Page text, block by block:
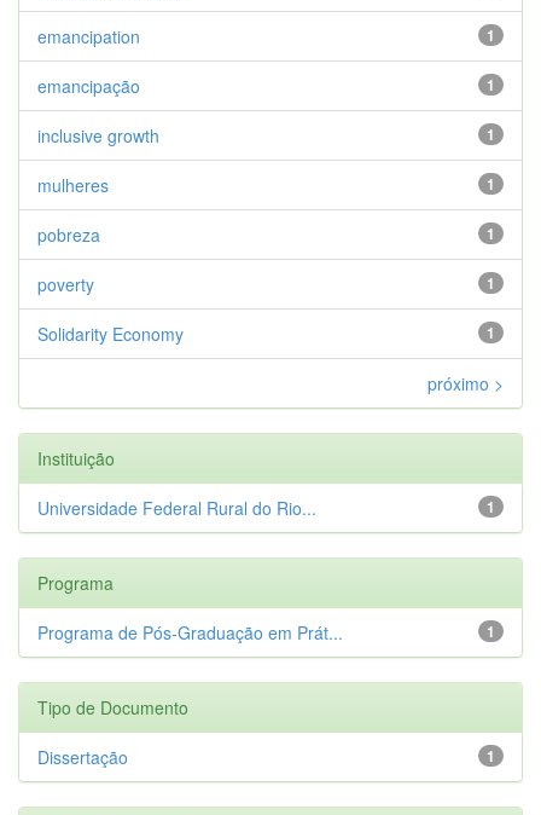
1
emancipation
1
emancipação
1
inclusive growth
1
mulheres
1
pobreza
1
poverty
1
Solidarity Economy
próximo >
Instituição
1
Universidade Federal Rural do Rio...
Programa
1
Programa de Pós-Graduação em Prát...
Tipo de Documento
1
Dissertação